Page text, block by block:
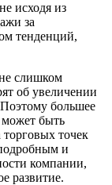
исходя из
за
тенденций,
слишком
об увеличении
большее
быть
точек
и
компании,
развитие.